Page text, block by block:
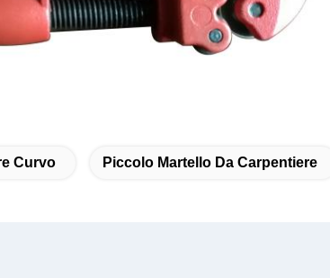
Curvo Piccolo Martello Da Carpentiere